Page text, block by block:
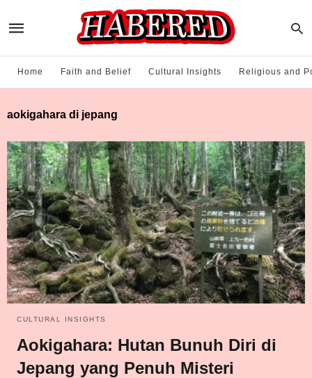
Home Faith and Belief Cultural Insights Religious and
aokigahara di jepang
CULTURAL INSIGHTS
Aokigahara: Hutan Bunuh Diri di
Jepang yang Penuh Misteri